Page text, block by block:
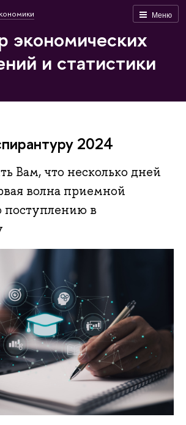
Меню
экономических
и статистики
2024
Вам, что несколько дней
волна приемной
поступлению в